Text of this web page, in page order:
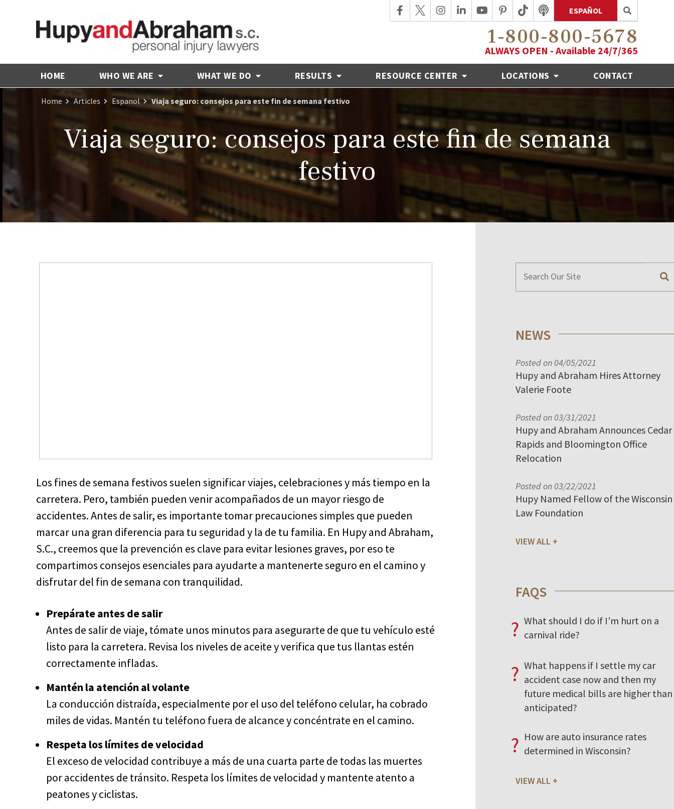
ESPAÑOL
1-800-800-5678
ALWAYS OPEN - Available 24/7/365
HOME WHO WE ARE WHAT WE DO RESULTS RESOURCE CENTER LOCATIONS CONTACT
Home Articles Espanol Viaja seguro: consejos para este fin de semana festivo
Viaja seguro: consejos para este fin de semana
festivo
Los fines de semana festivos suelen significar viajes, celebraciones y más tiempo en la
carretera. Pero, también pueden venir acompañados de un mayor riesgo de
accidentes. Antes de salir, es importante tomar precauciones simples que pueden
marcar una gran diferencia para tu seguridad y la de tu familia. En Hupy and Abraham,
S.C., creemos que la prevención es clave para evitar lesiones graves, por eso te
compartimos consejos esenciales para ayudarte a mantenerte seguro en el camino y
disfrutar del fin de semana con tranquilidad.
Prepárate antes de salir
Antes de salir de viaje, tómate unos minutos para asegurarte de que tu vehículo esté
listo para la carretera. Revisa los niveles de aceite y verifica que tus llantas estén
correctamente infladas.
Mantén la atención al volante
La conducción distraída, especialmente por el uso del teléfono celular, ha cobrado
miles de vidas. Mantén tu teléfono fuera de alcance y concéntrate en el camino.
Respeta los límites de velocidad
El exceso de velocidad contribuye a más de una cuarta parte de todas las muertes
por accidentes de tránsito. Respeta los límites de velocidad y mantente atento a
peatones y ciclistas.
NEWS
Posted on 04/05/2021
Hupy and Abraham Hires Attorney
Valerie Foote
Posted on 03/31/2021
Hupy and Abraham Announces Cedar
Rapids and Bloomington Office
Relocation
Posted on 03/22/2021
Hupy Named Fellow of the Wisconsin
Law Foundation
VIEW ALL
FAQS
? What should I do if I’m hurt on a
carnival ride?
? What happens if I settle my car
accident case now and then my
future medical bills are higher
anticipated?
? How are auto insurance rates
determined in Wisconsin?
VIEW ALL